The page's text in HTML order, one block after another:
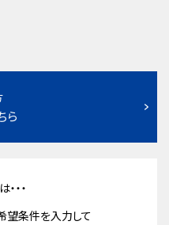
ら
・・
望条件を入力して